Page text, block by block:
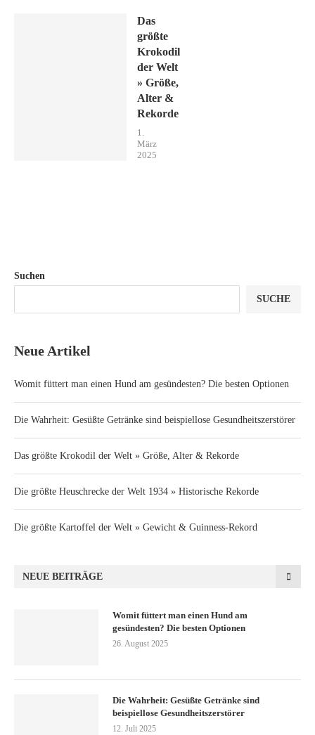
Das
größte
Krokodil
der Welt
» Größe,
Alter &
Rekorde
1.
März
2025
Suchen
SUCHE
Neue Artikel
Womit füttert man einen Hund am gesündesten? Die besten Optionen
Die Wahrheit: Gesüßte Getränke sind beispiellose Gesundheitszerstörer
Das größte Krokodil der Welt » Größe, Alter & Rekorde
Die größte Heuschrecke der Welt 1934 » Historische Rekorde
Die größte Kartoffel der Welt » Gewicht & Guinness-Rekord
NEUE BEITRÄGE
Womit füttert man einen Hund am
gesündesten? Die besten Optionen
26. August 2025
Die Wahrheit: Gesüßte Getränke sind
beispiellose Gesundheitszerstörer
12. Juli 2025